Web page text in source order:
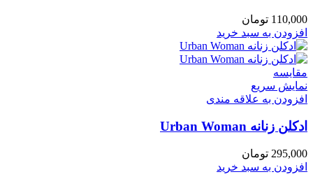
110,000 تومان
افزودن به سبد خرید
مقايسه
نمایش سریع
افزودن به علاقه مندی
ادکلن زنانه Urban Woman
295,000 تومان
افزودن به سبد خرید